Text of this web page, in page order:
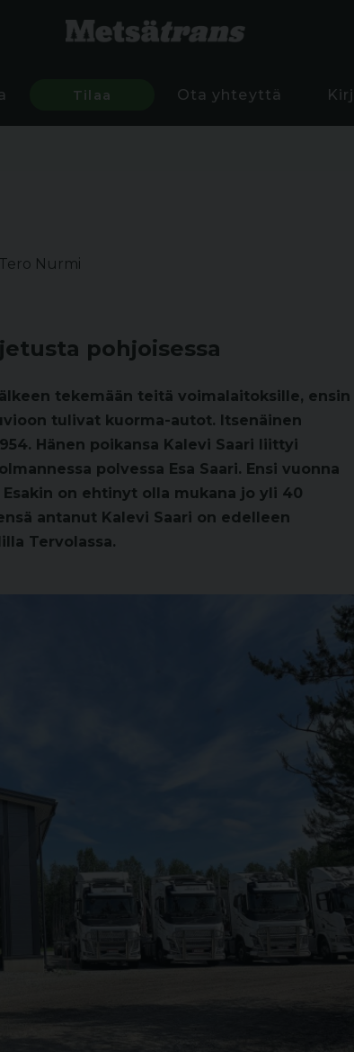
Tilaa Ota yhteyttä
Nurmi
pohjoisessa
tekemään teitä voimalaitoksille, ensin
tulivat kuorma-autot. Itsenäinen
Hänen poikansa Kalevi Saari liittyi
polvessa Esa Saari. Ensi vuonna
on ehtinyt olla mukana jo yli 40
antanut Kalevi Saari on edelleen
Tervolassa.